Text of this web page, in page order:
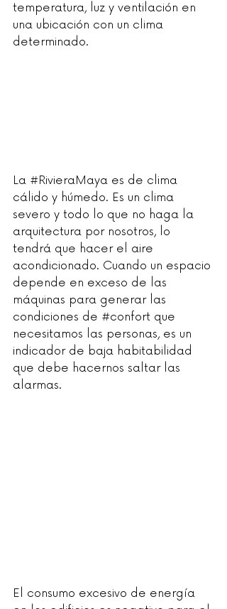
temperatura, luz y ventilación en
una ubicación con un clima
determinado.
La #RivieraMaya es de clima
cálido y húmedo. Es un clima
severo y todo lo que no haga la
arquitectura por nosotros, lo
tendrá que hacer el aire
acondicionado. Cuando un espacio
depende en exceso de las
máquinas para generar las
condiciones de #confort que
necesitamos las personas, es un
indicador de baja habitabilidad
que debe hacernos saltar las
alarmas.
El consumo excesivo de energía